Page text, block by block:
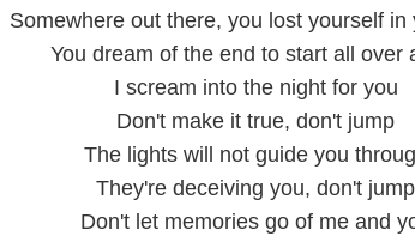
Somewhere out there, you lost yourself in
You dream of the end to start all over
I scream into the night for you
Don't make it true, don't jump
The lights will not guide you
They're deceiving you, don't jump
Don't let memories go of me and